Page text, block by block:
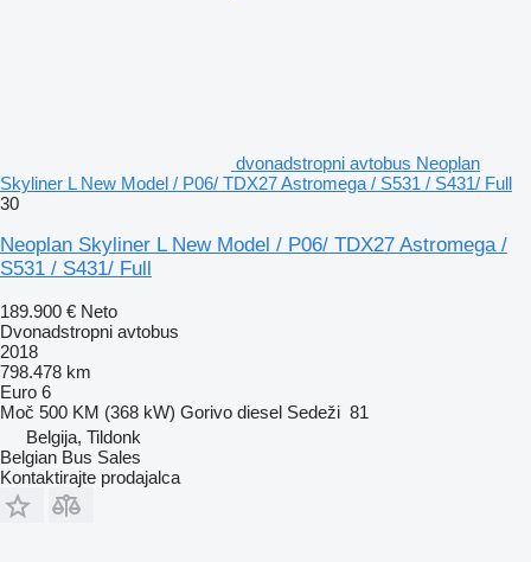
dvonadstropni avtobus Neoplan
Skyliner L New Model / P06/ TDX27 Astromega / S531 / S431/ Full
30
Neoplan Skyliner L New Model / P06/ TDX27 Astromega /
S531 / S431/ Full
189.900 € Neto
Dvonadstropni avtobus
2018
798.478 km
Euro 6
Moč 500 KM (368 kW) Gorivo diesel Sedeži 81
Belgija, Tildonk
Belgian Bus Sales
Kontaktirajte prodajalca